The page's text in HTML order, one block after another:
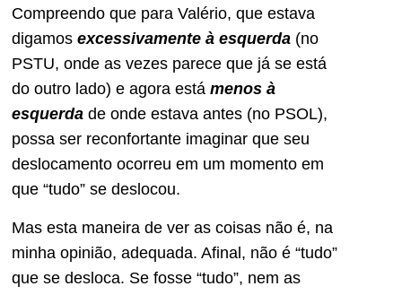
Compreendo que para Valério, que estava
digamos excessivamente à esquerda (no
PSTU, onde as vezes parece que já se está
do outro lado) e agora está menos à
esquerda de onde estava antes (no PSOL),
possa ser reconfortante imaginar que seu
deslocamento ocorreu em um momento em
que “tudo” se deslocou.
Mas esta maneira de ver as coisas não é, na
minha opinião, adequada. Afinal, não é “tudo”
que se desloca. Se fosse “tudo”, nem as